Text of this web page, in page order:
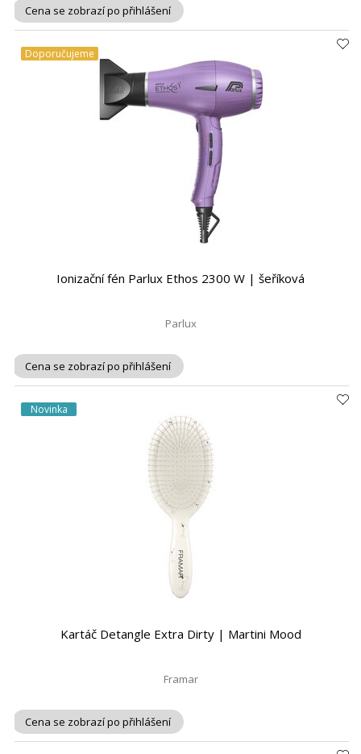
Cena se zobrazí po přihlášení
Doporučujeme
Ionizační fén Parlux Ethos 2300 W | šeříková
Parlux
Cena se zobrazí po přihlášení
Novinka
Kartáč Detangle Extra Dirty | Martini Mood
Framar
Cena se zobrazí po přihlášení